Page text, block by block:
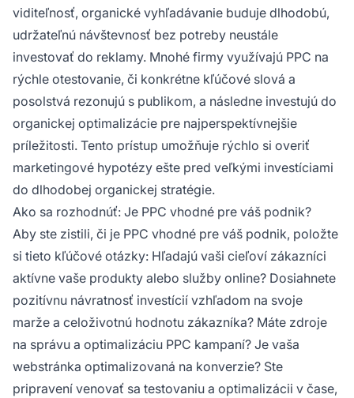
viditeľnosť, organické vyhľadávanie buduje dlhodobú,
udržateľnú návštevnosť bez potreby neustále
investovať do reklamy. Mnohé firmy využívajú PPC na
rýchle otestovanie, či konkrétne kľúčové slová a
posolstvá rezonujú s publikom, a následne investujú do
organickej optimalizácie pre najperspektívnejšie
príležitosti. Tento prístup umožňuje rýchlo si overiť
marketingové hypotézy ešte pred veľkými investíciami
do dlhodobej organickej stratégie.
Ako sa rozhodnúť: Je PPC vhodné pre váš podnik?
Aby ste zistili, či je PPC vhodné pre váš podnik, položte
si tieto kľúčové otázky: Hľadajú vaši cieľoví zákazníci
aktívne vaše produkty alebo služby online? Dosiahnete
pozitívnu návratnosť investícií vzhľadom na svoje
marže a celoživotnú hodnotu zákazníka? Máte zdroje
na správu a optimalizáciu PPC kampaní? Je vaša
webstránka optimalizovaná na konverzie? Ste
pripravení venovať sa testovaniu a optimalizácii v čase,